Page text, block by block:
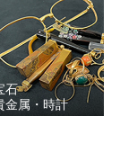
石
金属・時計